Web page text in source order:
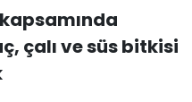
çalı ve süs bitkisi